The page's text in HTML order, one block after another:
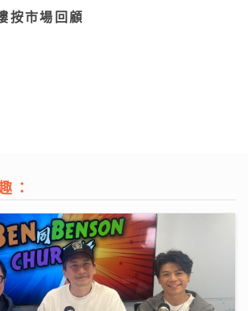
按市場回顧
：